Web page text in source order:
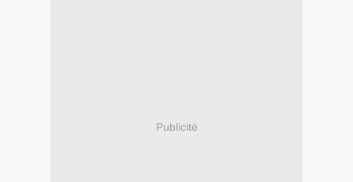
Publicité